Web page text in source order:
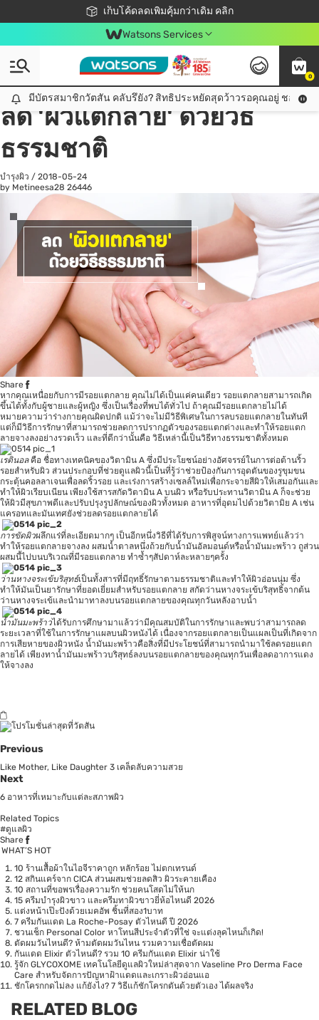
เก็บโค้ดลดเพิ่มคุ้มกว่าเดิม คลิก
ชอปออนไลน์ครั้งแรก ลดเพิ่มจุก ๆ 10%! 🎉
📦ส่งฟรี! เมื่อชอป 499฿
สมาชิกวัตสัน คลับดียังไง?
Watsons Services
0
มีบัตรสมาชิกวัตสัน คลับรึยัง? สิทธิประหยัดสุดว้าวรอคุณอยู่ ชอปคุ้มกว่าเดิม คลิก!
มีบัตรสมาชิกวัตสัน คลับรึยัง? สิทธิประหยัดสุดว้าวรอคุณอยู่ ชอปคุ้มก
All
ดูแลสุขภาพ
ลด 'ผิวแตกลาย' ด้วยวิธี
ธรรมชาติ
บำรุงผิว / 2018-05-24
by Metineesa28 26446
Share
หากคุณเหนื่อยกับการมีรอยแตกลาย คุณไม่ได้เป็นแค่คนเดียว รอยแตกลายสามารถเกิด
ขึ้นได้ทั้งกับผู้ชายและผู้หญิง ซึ่งเป็นเรื่องที่พบได้ทั่วไป ถ้าคุณมีรอยแตกลายไม่ได้
หมายความว่าร่างกายคุณผิดปกติ แม้ว่าจะไม่มีวิธีพิเศษในการลบรอยแตกลายในทันที
แต่ก็มีวิธีการรักษาที่สามารถช่วยลดการปรากฏตัวของรอยแตกต่างและทำให้รอยแตก
ลายจางลงอย่างรวดเร็ว และที่ดีกว่านั้นคือ วิธีเหล่านี้เป็นวิธีทางธรรมชาติทั้งหมด
เรตินอลคือ ชื่อทางเทคนิคของวิตามิน A ซึ่งมีประโยชน์อย่างอัศจรรย์ในการต่อต้านริ้ว
รอยสำหรับผิว ส่วนประกอบที่ช่วยดูแลผิวนี้เป็นที่รู้ว่าช่วยป้องกันการอุดตันของรูขุมขน
กระตุ้นคอลลาเจนเพื่อลดริ้วรอย และเร่งการสร้างเซลล์ใหม่เพื่อกระจายสีผิวให้เสมอกันและ
ทำให้ผิวเรียบเนียน เพียงใช้สารสกัดวิตามิน A บนผิว หรือรับประทานวิตามิน A ก็จะช่วย
ให้ผิวมีสุขภาพดีและปรับปรุงรูปลักษณ์ของผิวทั้งหมด อาหารที่อุดมไปด้วยวิตามิย A เช่น
แครอทและมันเทศยังช่วยลดรอยแตกลายได้
การขัดผิวผลึกแร่ที่ละเอียดมากๆ เป็นอีกหนึ่งวิธีที่ได้รับการพิสูจน์ทางการแพทย์แล้วว่า
ทำให้รอยแตกลายจางลง ผสมน้ำตาลหนึ่งถ้วยกับน้ำมันอัลมอนด์หรือน้ำมันมะพร้าว ถูส่วน
ผสมนี้ไปบนบริเวณที่มีรอยแตกลาย ทำซ้ำๆสัปดาห์ละหลายๆครั้ง
ว่านหางจระเข้บริสุทธ์เป็นทั้งสารที่มีฤทธิ์รักษาตามธรรมชาติและทำให้ผิวอ่อนนุ่ม ซึ่ง
ทำให้มันเป็นยารักษาที่ยอดเยี่ยมสำหรับรอยแตกลาย สกัดว่านหางจระเข้บริสุทธิ์จากต้น
ว่านหางจระเข้และนำมาทาลงบนรอยแตกลายของคุณทุกวันหลังอาบน้ำ
น้ำมันมะพร้าวได้รับการศึกษามาแล้วว่ามีคุณสมบัติในการรักษาและพบว่าสามารถลด
ระยะเวลาที่ใช้ในการรักษาแผลบนผิวหนังได้ เนื่องจากรอยแตกลายเป็นแผลเป็นที่เกิดจาก
การเสียหายของผิวหนัง น้ำมันมะพร้าวคือสิ่งที่มีประโยชน์ที่สามารถนำมาใช้ลดรอยแตก
ลายได้ เพียงทาน้ำมันมะพร้าวบริสุทธ์ลงบนรอยแตกลายของคุณทุกวันเพื่อลดอาการแดง
ให้จางลง
Previous
Like Mother, Like Daughter 3 เคล็ดลับความสวย
Next
6 อาหารที่เหมาะกับแต่ละสภาพผิว
Related Topics
#ดูแลผิว
Share
WHAT’S HOT
10 ร้านเสื้อผ้าในไอจีราคาถูก หลักร้อย ไม่ตกเทรนด์
12 สกินแคร์จาก CICA ส่วนผสมช่วยลดสิว ผิวระคายเคือง
10 สถานที่ขอพรเรื่องความรัก ช่วยคนโสดไม่ให้นก
15 ครีมบำรุงผิวขาว และครีมทาผิวขาวยี่ห้อไหนดี 2026
แต่งหน้าเป๊ะปังด้วยเมคอัพ ชิ้นที่สอง1บาท
7 ครีมกันแดด La Roche-Posay ตัวไหนดี ปี 2026
ชวนเช็ก Personal Color หาโทนสีประจำตัวที่ใช่ จะแต่งลุคไหนก็เกิด!
ตัดผมวันไหนดี? ห้ามตัดผมวันไหน รวมความเชื่อตัดผม
กันแดด Elixir ตัวไหนดี? รวม 10 ครีมกันแดด Elixir น่าใช้
รู้จัก GLYCOXOME เทคโนโลยีดูแลผิวใหม่ล่าสุดจาก Vaseline Pro Derma Face
Care สำหรับจัดการปัญหาฝ้าแดดและเกราะผิวอ่อนแอ
ชักโครกกดไม่ลง แก้ยังไง? 7 วิธีแก้ชักโครกตันด้วยตัวเอง ได้ผลจริง
RELATED BLOG